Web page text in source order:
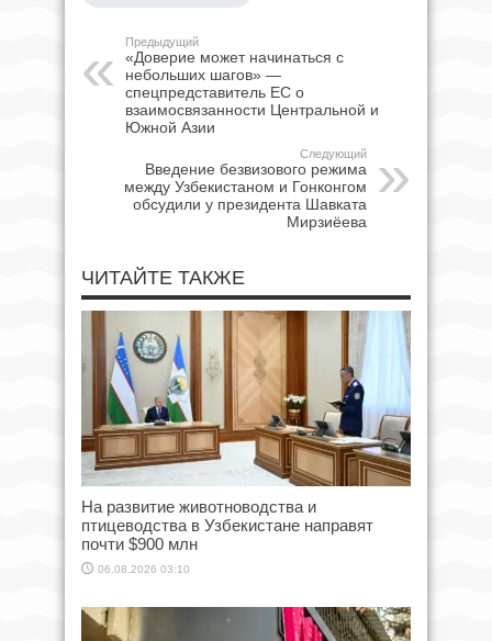
Предыдущий
«Доверие может начинаться с
небольших шагов» —
спецпредставитель ЕС о
взаимосвязанности Центральной и
Южной Азии
Следующий
Введение безвизового режима
между Узбекистаном и Гонконгом
обсудили у президента Шавката
Мирзиёева
ЧИТАЙТЕ ТАКЖЕ
На развитие животноводства и
птицеводства в Узбекистане направят
почти $900 млн
06.08.2026 03:10